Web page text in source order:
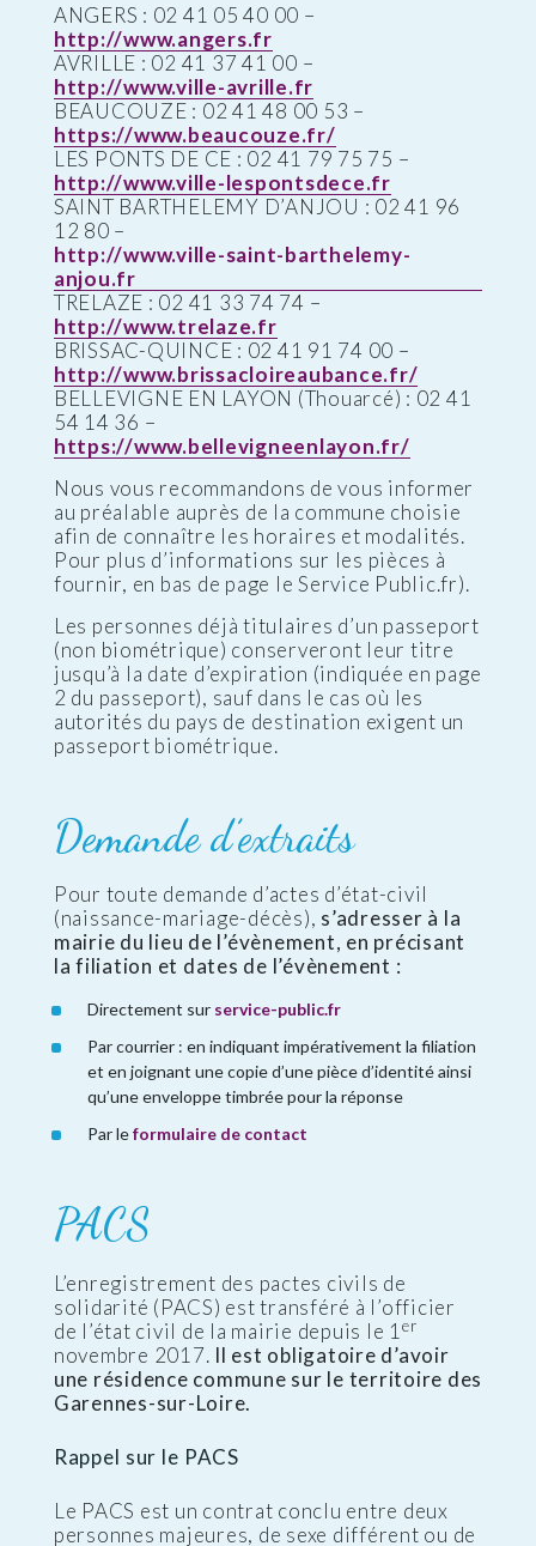
ANGERS : 02 41 05 40 00 –
http://www.angers.fr
AVRILLE : 02 41 37 41 00 –
http://www.ville-avrille.fr
BEAUCOUZE : 02 41 48 00 53 –
https://www.beaucouze.fr/
LES PONTS DE CE : 02 41 79 75 75 –
http://www.ville-lespontsdece.fr
SAINT BARTHELEMY D’ANJOU : 02 41 96
12 80 –
http://www.ville-saint-barthelemy-
anjou.fr
TRELAZE : 02 41 33 74 74 –
http://www.trelaze.fr
BRISSAC-QUINCE : 02 41 91 74 00 –
http://www.brissacloireaubance.fr/
BELLEVIGNE EN LAYON (Thouarcé) : 02 41
54 14 36 –
https://www.bellevigneenlayon.fr/
Nous vous recommandons de vous informer
au préalable auprès de la commune choisie
afin de connaître les horaires et modalités.
Pour plus d’informations sur les pièces à
fournir, en bas de page le Service Public.fr).
Les personnes déjà titulaires d’un passeport
(non biométrique) conserveront leur titre
jusqu’à la date d’expiration (indiquée en page
2 du passeport), sauf dans le cas où les
autorités du pays de destination exigent un
passeport biométrique.
Demande d’extraits
Pour toute demande d’actes d’état-civil
(naissance-mariage-décès), s’adresser à la
mairie du lieu de l’évènement, en précisant
la filiation et dates de l’évènement :
Directement sur service-public.fr
Par courrier : en indiquant impérativement la filiation
et en joignant une copie d’une pièce d’identité ainsi
qu’une enveloppe timbrée pour la réponse
Par leformulaire de contact
PACS
L’enregistrement des pactes civils de
solidarité (PACS) est transféré à l’officier
de l’état civil de la mairie depuis le 1 er
novembre 2017. Il est obligatoire d’avoir
une résidence commune sur le territoire des
Garennes-sur-Loire.
Rappel sur le PACS
Le PACS est un contrat conclu entre deux
personnes majeures, de sexe différent ou de